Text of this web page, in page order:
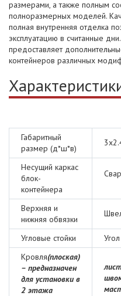
размерами, а также полным
полноразмерных моделей.
полная внутренняя отделка
эксплуатацию в считанные
предоставляет
контейнеров различных
Габаритный
размер (д*ш*в)
Несущий каркас
блок-
контейнера
Верхняя и
нижняя обвязки
Угловые стойки
Кровля(плоская)
– предназначен
для установки в
2 этажа